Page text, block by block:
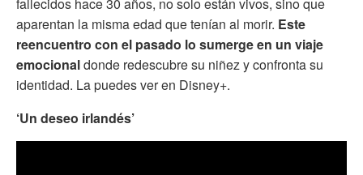
fallecidos hace 30 años, no solo están vivos, sino que
aparentan la misma edad que tenían al morir. Este
reencuentro con el pasado lo sumerge en un viaje
emocionaldonde redescubre su niñez y confronta su
identidad. La puedes ver en Disney+.
‘Un deseo irlandés’